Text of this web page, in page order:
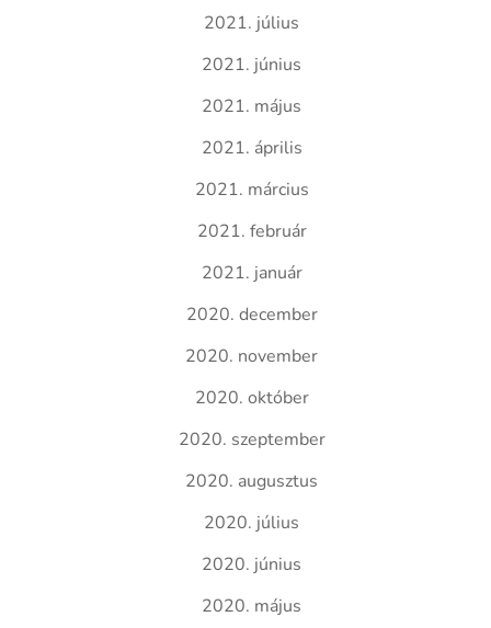
2021. július
2021. június
2021. május
2021. április
2021. március
2021. február
2021. január
2020. december
2020. november
2020. október
2020. szeptember
2020. augusztus
2020. július
2020. június
2020. május